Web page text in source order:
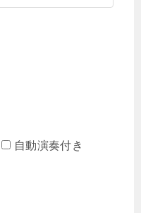
自動演奏付き